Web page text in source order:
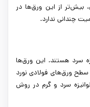
بیش‌تر از این ورق‌ها در
چندانی ندارد.
سرد هستند. این ورق‌ها
ورق‌های فولادی نورد
سرد و گرم در روش